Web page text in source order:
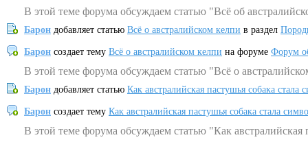
В этой теме форума обсуждаем статью "Всё об
Барон добавляет статью Всё о австралийском келпи в раздел
Барон создает тему Всё о австралийском келпи на форуме Форум
В этой теме форума обсуждаем статью "Всё о
Барон добавляет статью Как австралийская пастушья собака
Барон создает тему Как австралийская пастушья собака стала
В этой теме форума обсуждаем статью "Как